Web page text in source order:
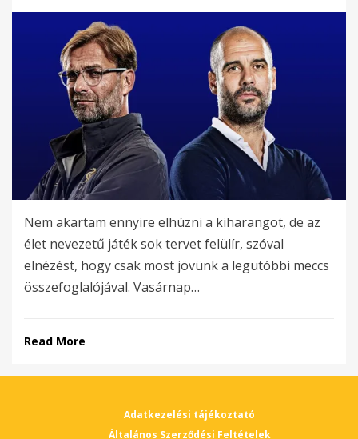
Nem akartam ennyire elhúzni a kiharangot, de az
élet nevezetű játék sok tervet felülír, szóval
elnézést, hogy csak most jövünk a legutóbbi meccs
összefoglalójával. Vasárnap…
Read More
Adatkezelési tájékoztató
Általános Szerződési Feltételek